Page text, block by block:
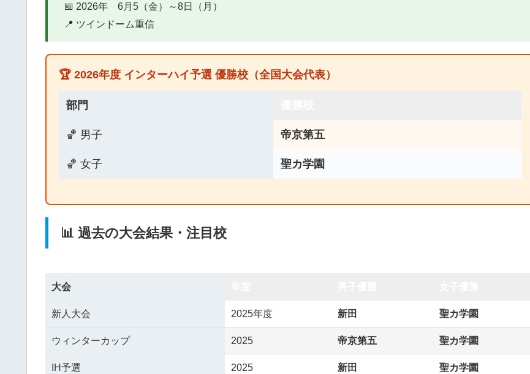
📅 2026年 6月5（金）～8日（月）
📍 ツインドーム重信
🏆 2026年度 インターハイ予選 優勝校（全国大会代表）
部門
🏀 男子 帝京第五
🏀 女子 聖カ学園
📊 過去の大会結果・注目校
大会
新人大会 2025年度 新田 聖カ学園
ウィンターカップ 2025 帝京第五 聖カ学園
IH予選 2025 新田 聖カ学園